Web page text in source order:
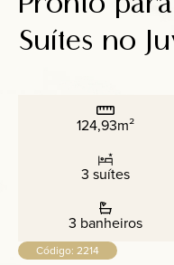
Anuncie
Suítes no
124,93m²
3 suítes
3 banheiros
Código: 2214